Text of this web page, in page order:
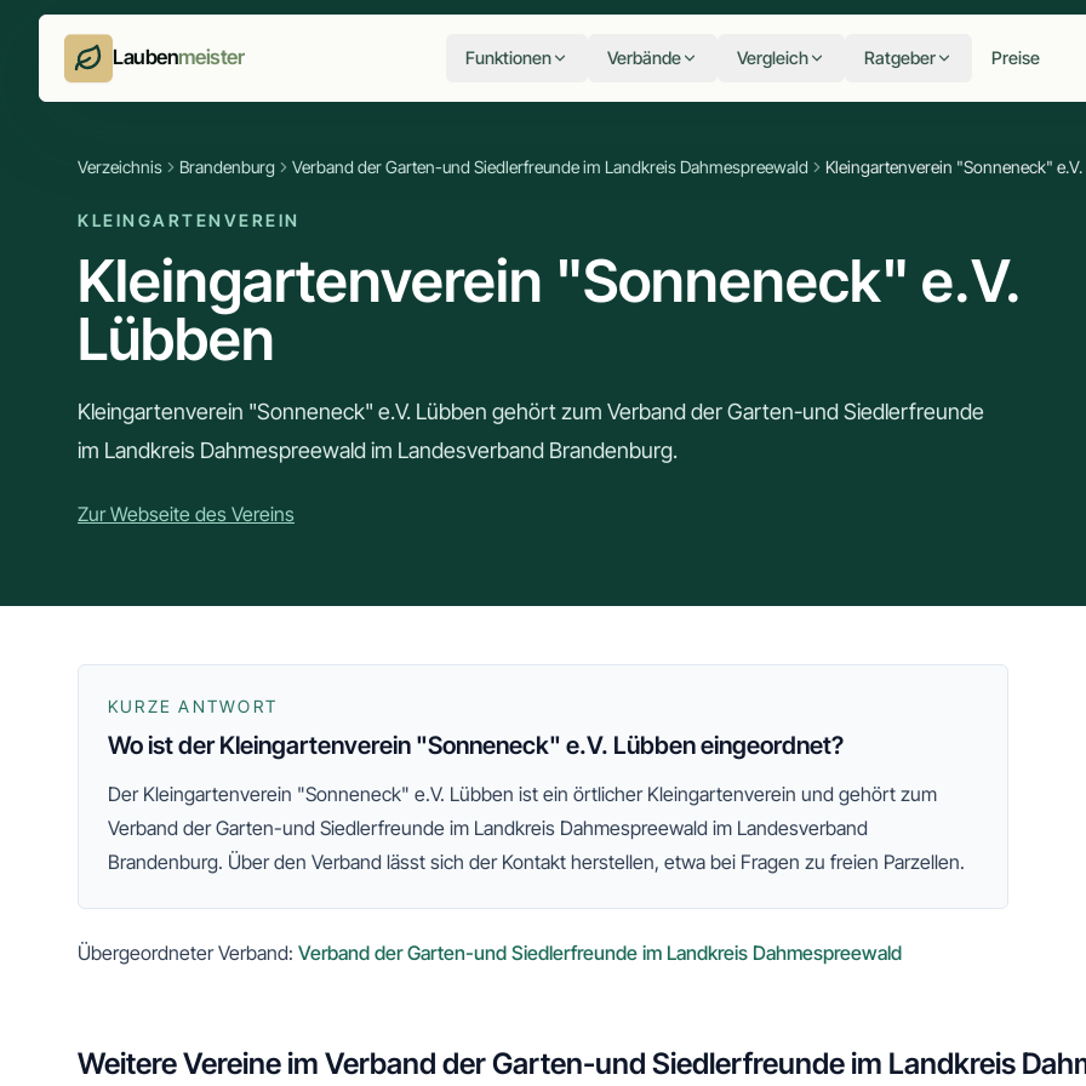
Laubenmeister Funktionen Verbände Vergleich Ratgeber Preise
Verzeichnis Brandenburg Verband der Garten-und Siedlerfreunde im Landkreis Dahmespreewald Kleingartenverein "Sonneneck" e.V.
KLEINGARTENVEREIN
Kleingartenverein "Sonneneck" e.V.
Lübben
Kleingartenverein "Sonneneck" e.V. Lübben gehört zum Verband der Garten-und Siedlerfreunde
im Landkreis Dahmespreewald im Landesverband Brandenburg.
Zur Webseite des Vereins
KURZE ANTWORT
Wo ist der Kleingartenverein "Sonneneck" e.V. Lübben eingeordnet?
Der Kleingartenverein "Sonneneck" e.V. Lübben ist ein örtlicher Kleingartenverein und gehört zum
Verband der Garten-und Siedlerfreunde im Landkreis Dahmespreewald im Landesverband
Brandenburg. Über den Verband lässt sich der Kontakt herstellen, etwa bei Fragen zu freien Parzellen.
Übergeordneter Verband: Verband der Garten-und Siedlerfreunde im Landkreis Dahmespreewald
Weitere Vereine im Verband der Garten-und Siedlerfreunde im Landkreis